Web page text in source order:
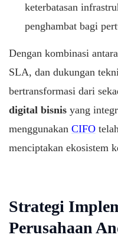
keterbatasan
penghambat bagi
Dengan kombinasi
SLA, dan dukungan
bertransformasi dari
digital bisnis yang
menggunakan CIFO
menciptakan ekosistem
Strategi
Perusahaan